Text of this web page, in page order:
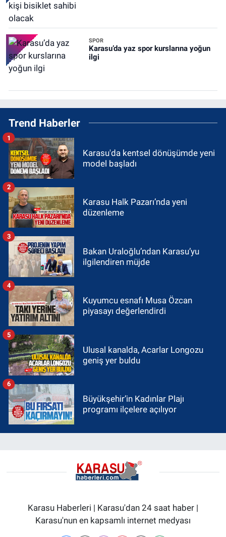
SPOR
Karasu’da yaz spor kurslarına yoğun
ilgi
Trend Haberler
Karasu'da kentsel dönüşümde yeni
model başladı
1
Karasu Halk Pazarı’nda yeni
düzenleme
2
Bakan Uraloğlu’ndan Karasu’yu
ilgilendiren müjde
3
Kuyumcu esnafı Musa Özcan
piyasayı değerlendirdi
4
Ulusal kanalda, Acarlar Longozu
geniş yer buldu
5
Büyükşehir’in Kadınlar Plajı
programı ilçelere açılıyor
6
Karasu Haberleri | Karasu'dan 24 saat haber |
Karasu'nun en kapsamlı internet medyası